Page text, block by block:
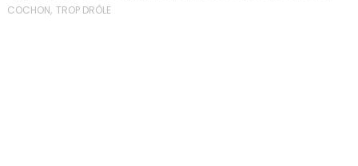
COCHON, TROP DRÔLE